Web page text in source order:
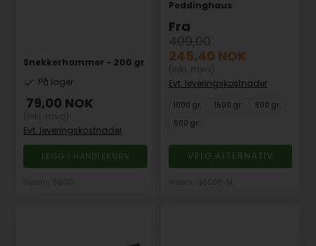
Snekkerhammer - 200 gr
På lager
79,00 NOK
Evt. leveringskostnader
Peddinghaus
Fra
409,00
245,40 NOK
Evt. leveringskostnader
1000 gr. 1500 gr.
800 gr.
500 gr.
VELG ALTERNATIV